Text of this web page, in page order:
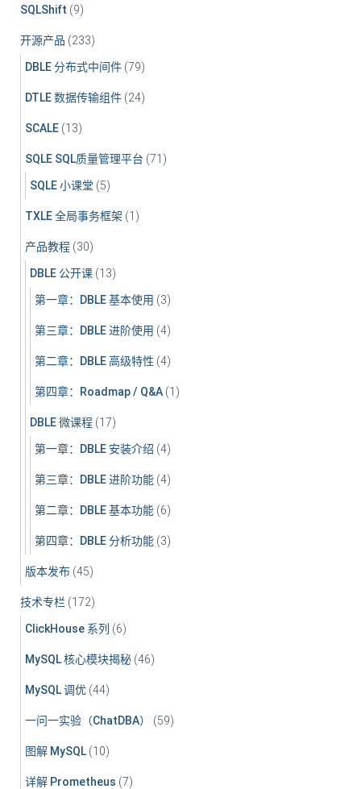
SQLShift (9)
开源产品 (233)
DBLE 分布式中间件 (79)
DTLE 数据传输组件 (24)
SCALE (13)
SQLE SQL质量管理平台 (71)
SQLE 小课堂 (5)
TXLE 全局事务框架 (1)
产品教程 (30)
DBLE 公开课 (13)
第一章：DBLE 基本使用 (3)
第三章：DBLE 进阶使用 (4)
第二章：DBLE 高级特性 (4)
第四章：Roadmap / Q&A (1)
DBLE 微课程 (17)
第一章：DBLE 安装介绍 (4)
第三章：DBLE 进阶功能 (4)
第二章：DBLE 基本功能 (6)
第四章：DBLE 分析功能 (3)
版本发布 (45)
技术专栏 (172)
ClickHouse 系列 (6)
MySQL 核心模块揭秘 (46)
MySQL 调优 (44)
一问一实验（ChatDBA） (59)
图解 MySQL (10)
详解 Prometheus (7)